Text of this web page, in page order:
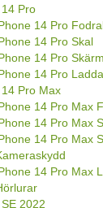
Pro
14 Pro
14 Pro Skal
14 Pro
14 Pro
Pro Max
14 Pro Max
14 Pro Max
14 Pro Max
14 Pro Max
2022